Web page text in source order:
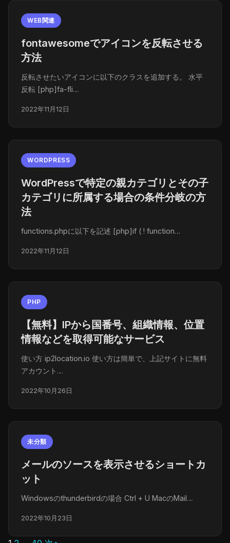
WEB関連
fontawesomeでアイコンを反転させる
方法
反転させたいアイコンに以下のクラスを追加する。 水平
反転 [php]fa-fli…
2022年11月12日
WORDPRESS
WordPressで特定の親カテゴリとその子
カテゴリに所属する場合の条件分岐の方
法
functions.phpに以下を記述 [php]if ( ! function…
2022年11月12日
PHP
【無料】IPから国番号、組織情報、位置
情報などを取得可能なサービス
使い方 ip2location.io 使い方は簡単で、上記サイトに無料
アカウント…
2022年10月26日
未分類
メールのソースを表示させるショートカ
ット
Windowsのthunderbirdの場合 Ctrl + U MacのMail…
2022年10月23日